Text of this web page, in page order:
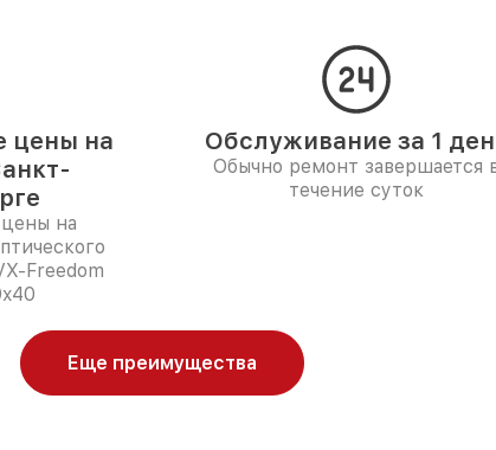
цены на
на
Freedom
Обслуживание за 1
Обычно ремонт завершается
течение суток
Еще преимущества